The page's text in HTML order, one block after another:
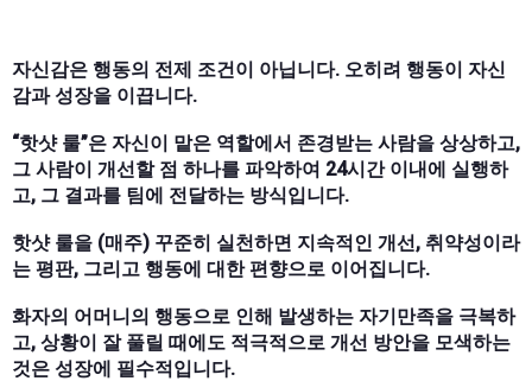
자신감은 행동의 전제 조건이 아닙니다. 오히려 행동이 자신
감과 성장을 이끕니다.
“핫샷 룰”은 자신이 맡은 역할에서 존경받는 사람을 상상하고,
그 사람이 개선할 점 하나를 파악하여 24시간 이내에 실행하
고, 그 결과를 팀에 전달하는 방식입니다.
핫샷 룰을 (매주) 꾸준히 실천하면 지속적인 개선, 취약성이라
는 평판, 그리고 행동에 대한 편향으로 이어집니다.
화자의 어머니의 행동으로 인해 발생하는 자기만족을 극복하
고, 상황이 잘 풀릴 때에도 적극적으로 개선 방안을 모색하는
것은 성장에 필수적입니다.